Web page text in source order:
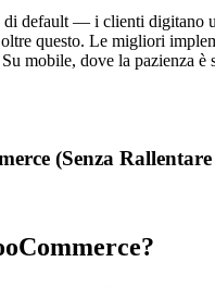
default — i clienti
questo. Le migliori
mobile, dove la pazienza
(Senza